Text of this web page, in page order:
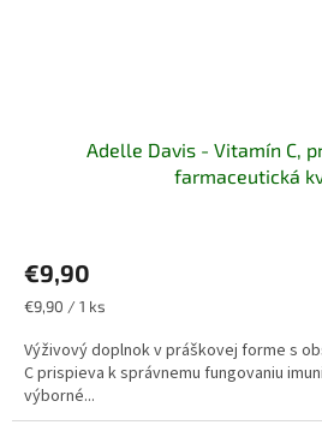
Adelle Davis - Vitamín C,
farmaceutická
€9,90
Jednotková
€9,90 / 1 ks
Výživový doplnok v práškovej forme s
C prispieva k správnemu fungovaniu
výborné...